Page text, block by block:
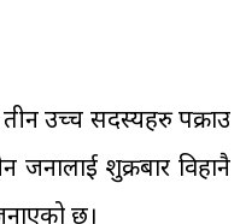
तीन उच्च सदस्यहरु पक्राउ
जनालाई शुक्रबार विहानै
छ।